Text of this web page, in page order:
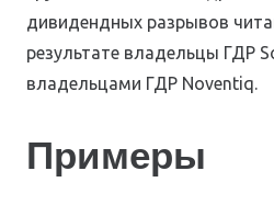
дивидендных разрывов
результате владельцы ГДР
владельцами ГДР Noventiq.
Примеры